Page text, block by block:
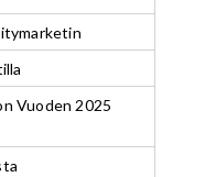
Vuoden 2025